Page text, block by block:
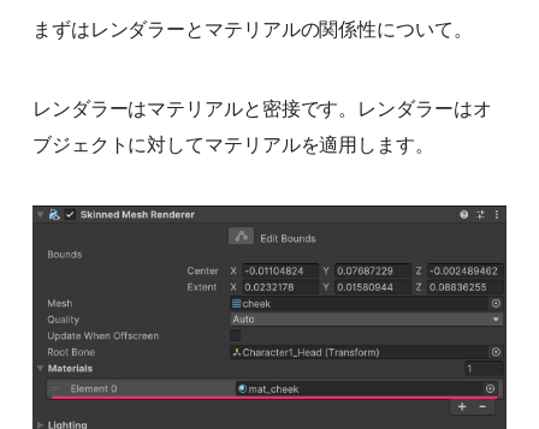
まずはレンダラーとマテリアルの関係性について。
レンダラーはマテリアルと密接です。レンダラーはオ
ブジェクトに対してマテリアルを適用します。